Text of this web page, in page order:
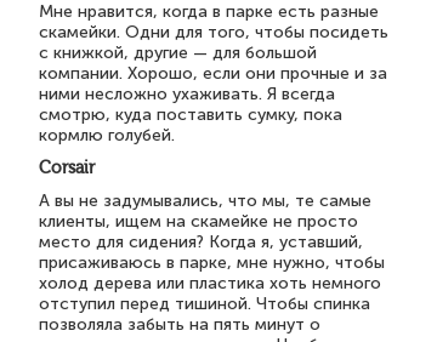
Мне нравится, когда в парке есть разные
скамейки. Одни для того, чтобы посидеть
с книжкой, другие — для большой
компании. Хорошо, если они прочные и за
ними несложно ухаживать. Я всегда
смотрю, куда поставить сумку, пока
кормлю голубей.
Corsair
А вы не задумывались, что мы, те самые
клиенты, ищем на скамейке не просто
место для сидения? Когда я, уставший,
присаживаюсь в парке, мне нужно, чтобы
холод дерева или пластика хоть немного
отступил перед тишиной. Чтобы спинка
позволяла забыть на пять минут о